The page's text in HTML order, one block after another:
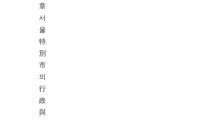
章
서
울
特
別
市
의
行
政
與